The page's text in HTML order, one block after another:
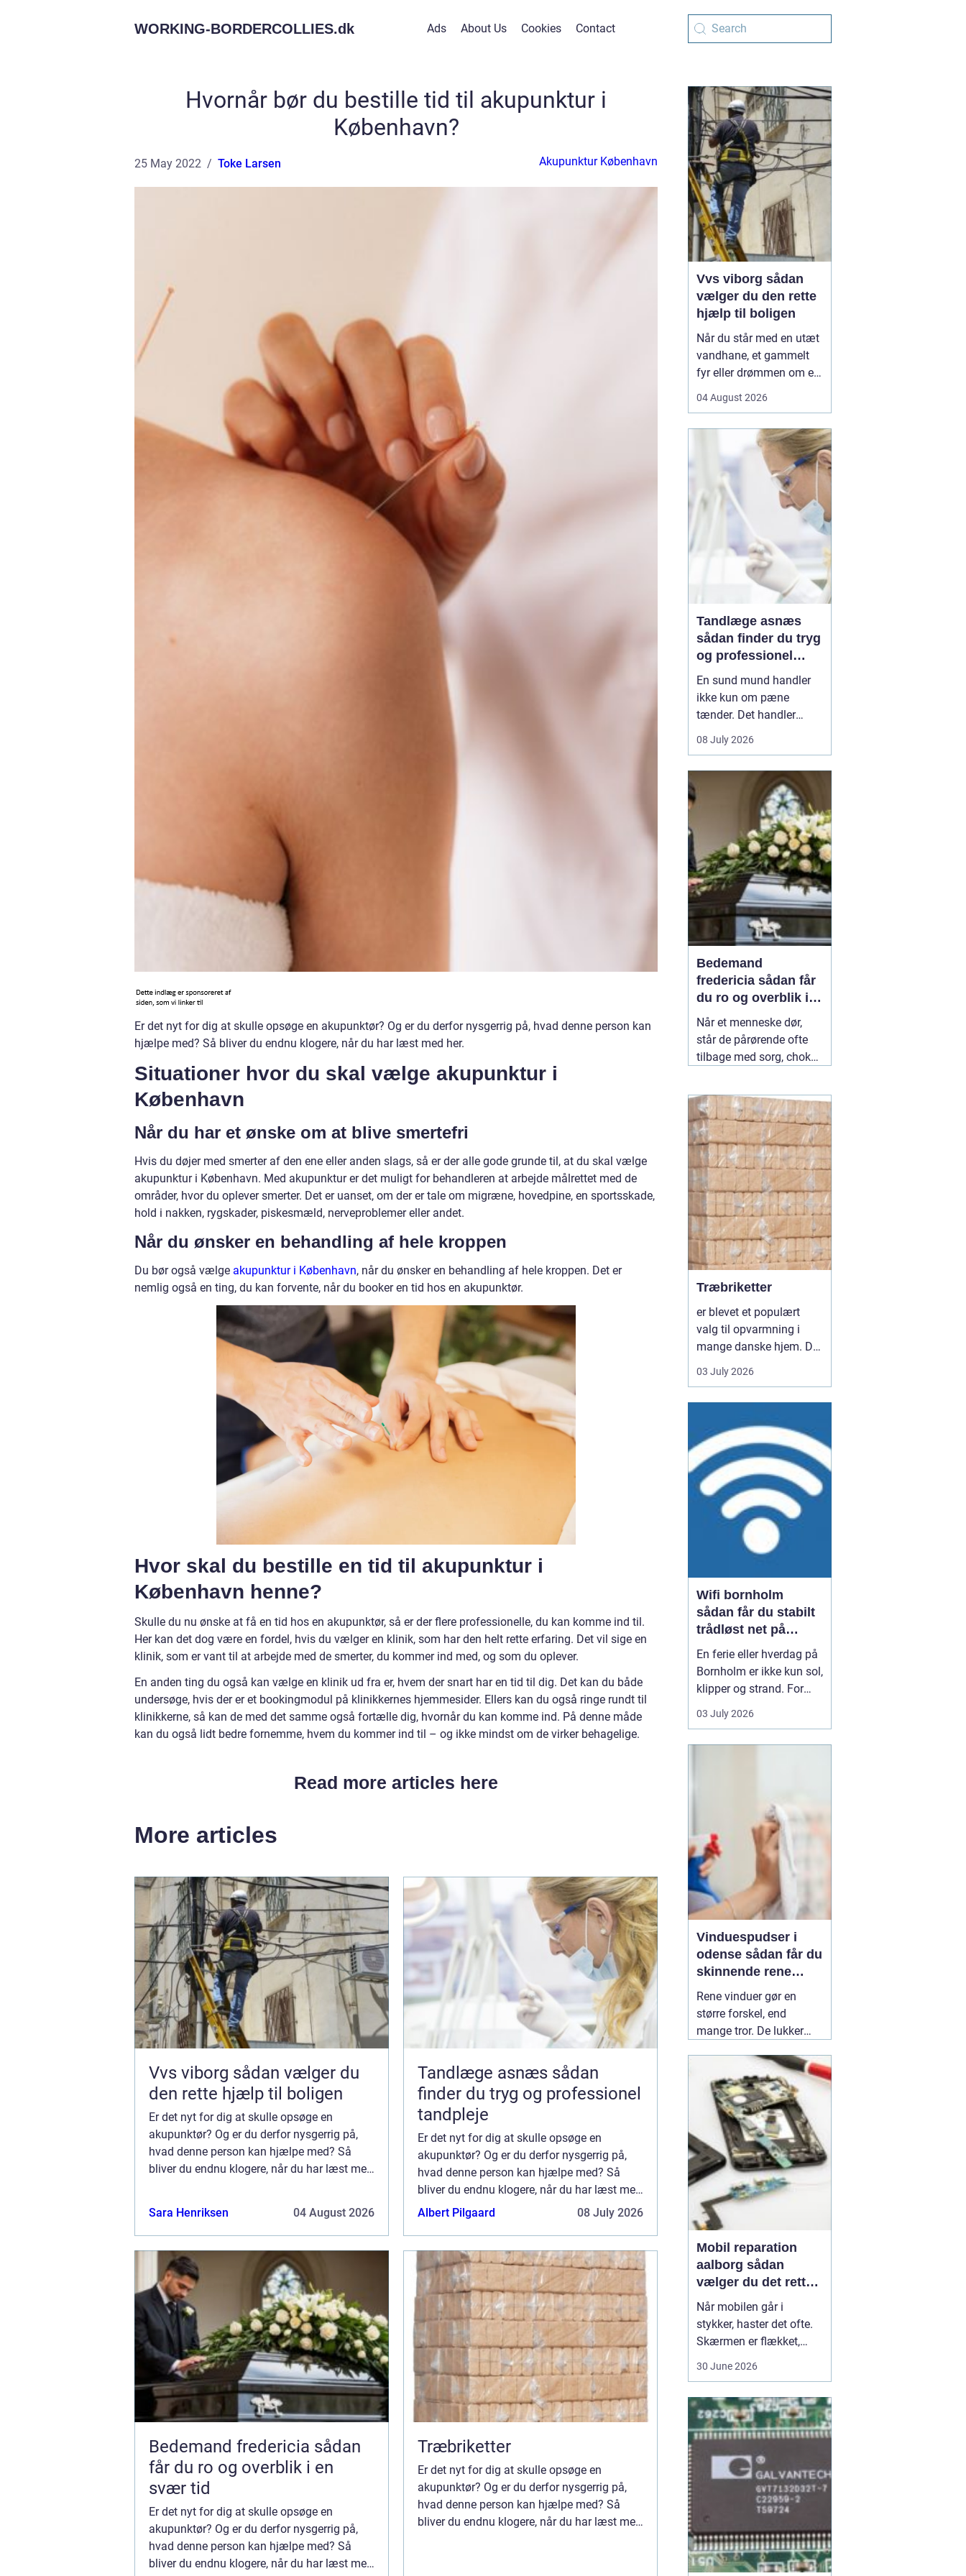
WORKING-BORDERCOLLIES.dk Ads About Us Cookies Contact
Hvornår bør du bestille tid til akupunktur i
København?
25 May 2022 Toke Larsen Akupunktur København
Er det nyt for dig at skulle opsøge en akupunktør? Og er du derfor nysgerrig på, hvad denne person kan
hjælpe med? Så bliver du endnu klogere, når du har læst med her.
Situationer hvor du skal vælge akupunktur i
København
Når du har et ønske om at blive smertefri
Hvis du døjer med smerter af den ene eller anden slags, så er der alle gode grunde til, at du skal vælge
akupunktur i København. Med akupunktur er det muligt for behandleren at arbejde målrettet med de
områder, hvor du oplever smerter. Det er uanset, om der er tale om migræne, hovedpine, en sportsskade,
hold i nakken, rygskader, piskesmæld, nerveproblemer eller andet.
Når du ønsker en behandling af hele kroppen
Du bør også vælge akupunktur i København, når du ønsker en behandling af hele kroppen. Det er
nemlig også en ting, du kan forvente, når du booker en tid hos en akupunktør.
Hvor skal du bestille en tid til akupunktur i
København henne?
Skulle du nu ønske at få en tid hos en akupunktør, så er der flere professionelle, du kan komme ind til.
Her kan det dog være en fordel, hvis du vælger en klinik, som har den helt rette erfaring. Det vil sige en
klinik, som er vant til at arbejde med de smerter, du kommer ind med, og som du oplever.
En anden ting du også kan vælge en klinik ud fra er, hvem der snart har en tid til dig. Det kan du både
undersøge, hvis der er et bookingmodul på klinikkernes hjemmesider. Ellers kan du også ringe rundt til
klinikkerne, så kan de med det samme også fortælle dig, hvornår du kan komme ind. På denne måde
kan du også lidt bedre fornemme, hvem du kommer ind til – og ikke mindst om de virker behagelige.
Read more articles here
More articles
Vvs viborg sådan vælger du
den rette hjælp til boligen
Er det nyt for dig at skulle opsøge en
akupunktør? Og er du derfor nysgerrig på,
hvad denne person kan hjælpe med? Så
bliver du endnu klogere, når du har læst med
om at bl...
Sara Henriksen 04 August 2026
Tandlæge asnæs sådan
finder du tryg og professionel
tandpleje
Er det nyt for dig at skulle opsøge en
akupunktør? Og er du derfor nysgerrig på,
hvad denne person kan hjælpe med? Så
bliver du endnu klogere, når du har læst med
her. Situationer hvor du skal vælge
Albert Pilgaard 08 July 2026
Bedemand fredericia sådan
får du ro og overblik i en
svær tid
Er det nyt for dig at skulle opsøge en
akupunktør? Og er du derfor nysgerrig på,
hvad denne person kan hjælpe med? Så
bliver du endnu klogere, når du har læst med
Træbriketter
Er det nyt for dig at skulle opsøge en
akupunktør? Og er du derfor nysgerrig på,
hvad denne person kan hjælpe med? Så
bliver du endnu klogere, når du har læst med
Vvs viborg sådan
vælger du den rette
hjælp til boligen
Når du står med en utæt
vandhane, et gammelt
fyr eller drømmen om et
dygtig VVSer være
løsning og en dyr
langtidsskade. I Viborg
og omegn findes der
mange fagfolk, men
hvordan sikrer du dig, at
04 August 2026
Tandlæge asnæs
sådan finder du tryg
og professionel
tandpleje
En sund mund handler
ikke kun om pæne
tænder. Det handler
også om at kunne spise
uden smerter, tale frit og
bekymret. For mange i
og omkring Asnæs kan
det dog være en
udfordring at finde den
rette tandlæge, især hvis
man har haft d...
08 July 2026
Bedemand
fredericia sådan får
du ro og overblik i
en svær tid
Når et menneske dør,
står de pårørende ofte
tilbage med sorg, chok
Hvad skal gøres først?
Hvem kontakter man?
Hvordan skaber man en
afsked, som føles rigtig?
Her spiller en lokal 04
July 2026
Træbriketter
er blevet et populært
valg til opvarmning i
mange danske hjem. De
er nemme at håndtere,
giver en høj varme og
almindeligt brænde.
Samtidig kan de udnytte
resttræ fra træindustrien,
som ellers ville gå til
spil...
03 July 2026
Wifi bornholm
sådan får du stabilt
trådløst net på
klippeøen
En ferie eller hverdag på
Bornholm er ikke kun sol,
klipper og strand. For
mange er en stabil
internetforbindelse
sommerhuset eller driver
en mindre virksomhed...
03 July 2026
Vinduespudser i
odense sådan får du
skinnende rene
ruder året rundt
Rene vinduer gør en
større forskel, end
mange tror. De lukker
erhvervsbygninger til at
fremstå velholdte og
giver et bedre indeklima.
Flere boligejere og
virksomheder vælger
derfor at bruge en
professionel01 July
2026
Mobil reparation
aalborg sådan
vælger du det rette
værksted
Når mobilen går i
stykker, haster det ofte.
Skærmen er flækket,
Aalborg er der flere
værksteder at vælge
imellem, og det kan være
svært at gennemskue,
hvem der faktisk leverer
30 June 2026